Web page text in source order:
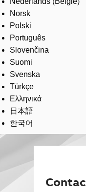
Norsk
Polski
Português
Slovenčina
Suomi
Svenska
Türkçe
Ελληνικά
日本語
한국어